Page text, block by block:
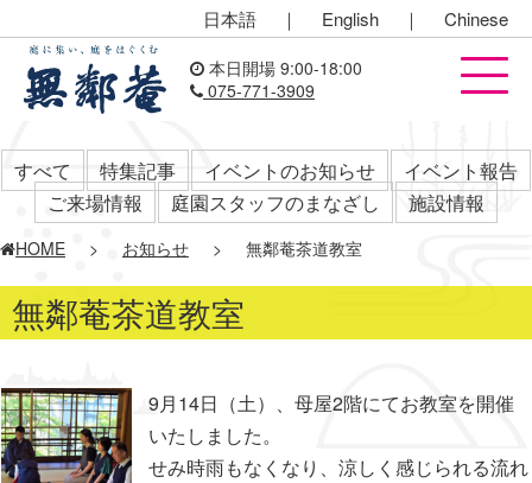
日本語 ｜ English ｜ Chinese
本日開場 9:00-18:00
075-771-3909
すべて 特集記事 イベントのお知らせ
イベント報告
ご来場情報
庭園スタッフのまなざし 施設情報
HOME > お知らせ > 無鄰菴茶道教室
無鄰菴茶道教室
9月14日（土）、母屋2階にてお教室を開催
いたしました。
せみ時雨もなくなり、涼しく感じられる流れ